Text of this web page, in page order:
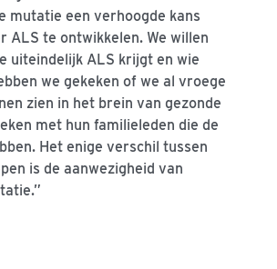
mutatie een verhoogde kans
ALS te ontwikkelen. We willen
uiteindelijk ALS krijgt en wie
we gekeken of we al vroege
zien in het brein van gezonde
met hun familieleden die de
Het enige verschil tussen
is de aanwezigheid van